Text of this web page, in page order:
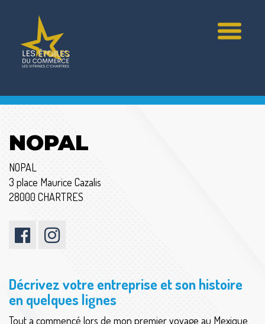
NOPAL
NOPAL
3 place Maurice Cazalis
28000 CHARTRES
Décrivez votre entreprise et son histoire
en quelques lignes
Tout a commencé lors de mon premier voyage au Mexique,